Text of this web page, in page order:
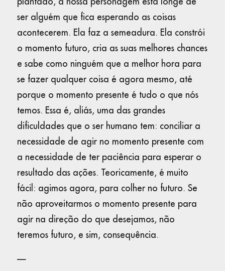
ser alguém que fica esperando as coisas
acontecerem. Ela faz a semeadura. Ela constrói
o momento futuro, cria as suas melhores chances
e sabe como ninguém que a melhor hora para
se fazer qualquer coisa é agora mesmo, até
porque o momento presente é tudo o que nós
temos. Essa é, aliás, uma das grandes
dificuldades que o ser humano tem: conciliar a
necessidade de agir no momento presente com
a necessidade de ter paciência para esperar o
resultado das ações. Teoricamente, é muito
fácil: agimos agora, para colher no futuro. Se
não aproveitarmos o momento presente para
agir na direção do que desejamos, não
teremos futuro, e sim, consequência.
—